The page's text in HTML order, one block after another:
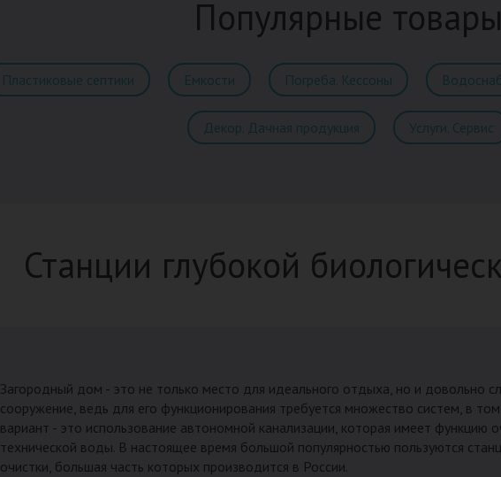
Популярные товары
Пластиковые септики Емкости Погреба. Кессоны
Декор. Дачная продукция Услуги. Сервис
Станции глубокой
Загородный дом - это не только место для идеального отдыха, но и довольно
сооружение, ведь для его функционирования требуется множество систем, в
вариант - это использование автономной канализации, которая имеет функцию
технической воды. В настоящее время большой популярностью пользуются
очистки, большая часть которых производится в России.